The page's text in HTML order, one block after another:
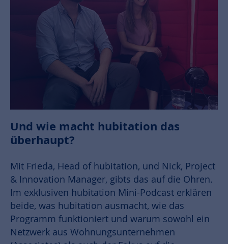
Und wie macht hubitation das
überhaupt?
Mit Frieda, Head of hubitation, und Nick, Project
& Innovation Manager, gibts das auf die Ohren.
Im exklusiven hubitation Mini-Podcast erklären
beide, was hubitation ausmacht, wie das
Programm funktioniert und warum sowohl ein
Netzwerk aus Wohnungsunternehmen